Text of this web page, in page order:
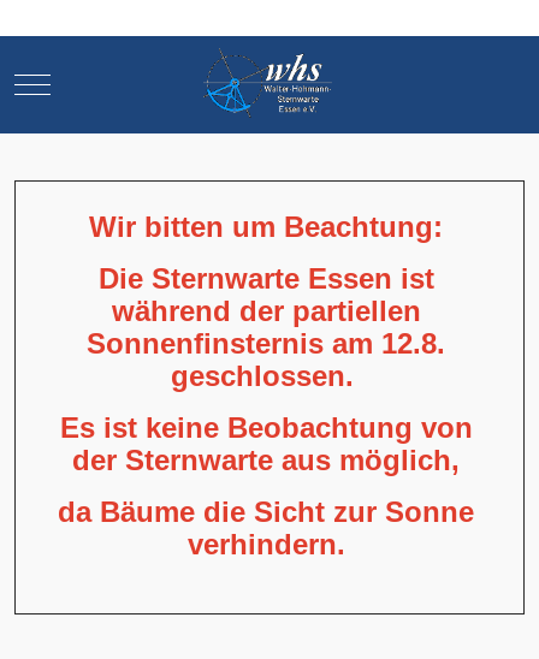
Mobile Menu Toggle
Wir bitten um Beachtung:
Die Sternwarte Essen ist
während der partiellen
Sonnenfinsternis am 12.8.
geschlossen.
Es ist keine Beobachtung von
der Sternwarte aus möglich,
da Bäume die Sicht zur Sonne
verhindern.